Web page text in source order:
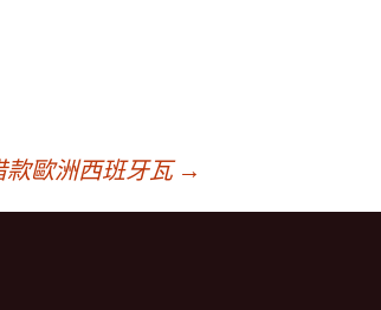
款歐洲西班牙瓦→